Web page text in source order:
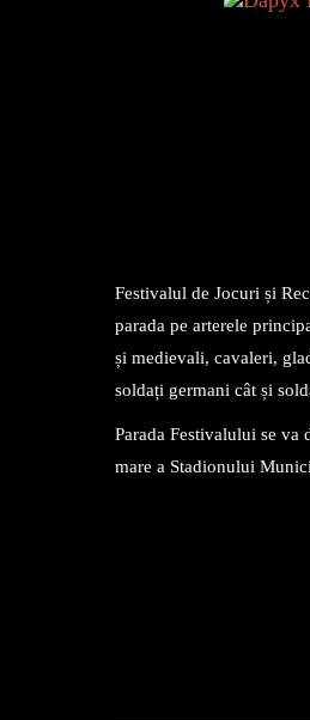
Festivalul de Jocuri și
parada pe arterele
și medievali, cavaleri,
soldați germani cât și
Parada Festivalului se va
mare a Stadionului